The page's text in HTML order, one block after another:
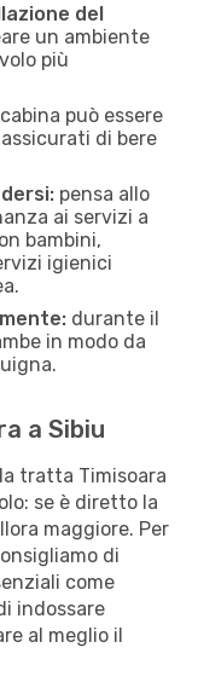
del
un ambiente
più
può essere
di bere
pensa allo
ai servizi a
bambini,
igienici
durante il
in modo da
a Sibiu
tratta Timisoara
se è diretto la
maggiore. Per
di
come
indossare
al meglio il